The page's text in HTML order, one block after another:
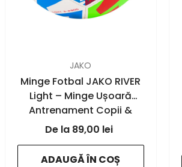
JAKO
Minge Fotbal JAKO RIVER
Light – Minge Ușoară
Antrenament Copii &
Juniori | JAKO Romania
675
89,00 lei
ADAUGĂ ÎN COȘ